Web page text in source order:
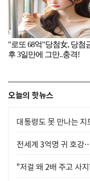
오늘의 핫뉴스
대통령도 못 만나는
전세계 3억명 귀 호강
"저걸 왜 2배 주고 사